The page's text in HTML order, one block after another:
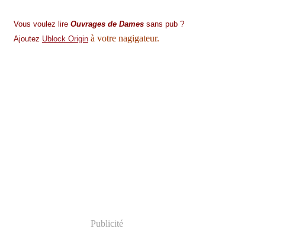
Vous voulez lire Ouvrages de Dames sans pub ?
Ajoutez Ublock Origin à votre nagigateur.
Publicité